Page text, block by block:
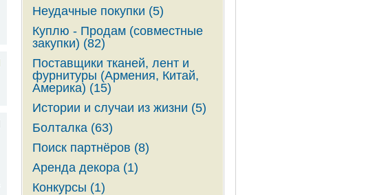
Неудачные покупки (5)
Куплю - Продам (совместные
закупки) (82)
Поставщики тканей, лент и
фурнитуры (Армения, Китай,
Америка) (15)
Истории и случаи из жизни (5)
Болталка (63)
Поиск партнёров (8)
Аренда декора (1)
Конкурсы (1)